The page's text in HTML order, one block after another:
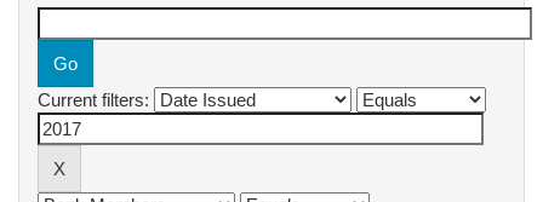
Current filters: